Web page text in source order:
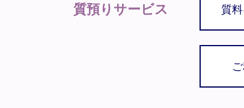
質預りサービス
質